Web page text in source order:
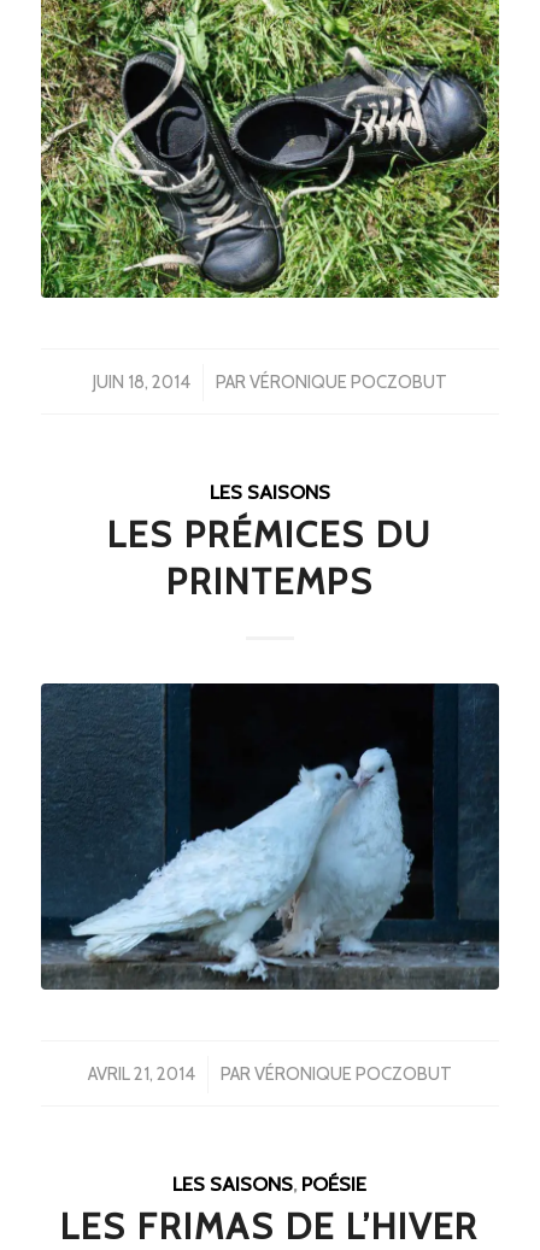
JUIN 18, 2014
/ PARVÉRONIQUE POCZOBUT
LES SAISONS
LES PRÉMICES DU
PRINTEMPS
AVRIL 21, 2014
/ PARVÉRONIQUE POCZOBUT
LES SAISONS, POÉSIE
LES FRIMAS DE L’HIVER